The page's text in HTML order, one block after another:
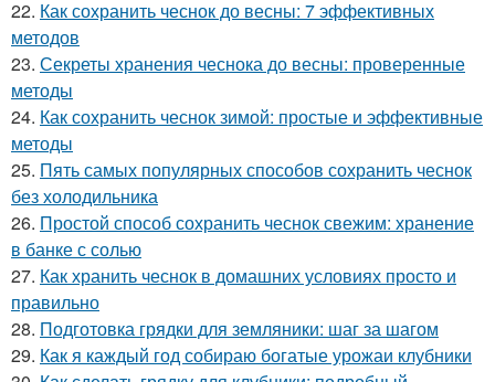
22. Как сохранить чеснок до весны: 7 эффективных
методов
23. Секреты хранения чеснока до весны: проверенные
методы
24. Как сохранить чеснок зимой: простые и эффективные
методы
25. Пять самых популярных способов сохранить чеснок
без холодильника
26. Простой способ сохранить чеснок свежим: хранение
в банке с солью
27. Как хранить чеснок в домашних условиях просто и
правильно
28. Подготовка грядки для земляники: шаг за шагом
29. Как я каждый год собираю богатые урожаи клубники